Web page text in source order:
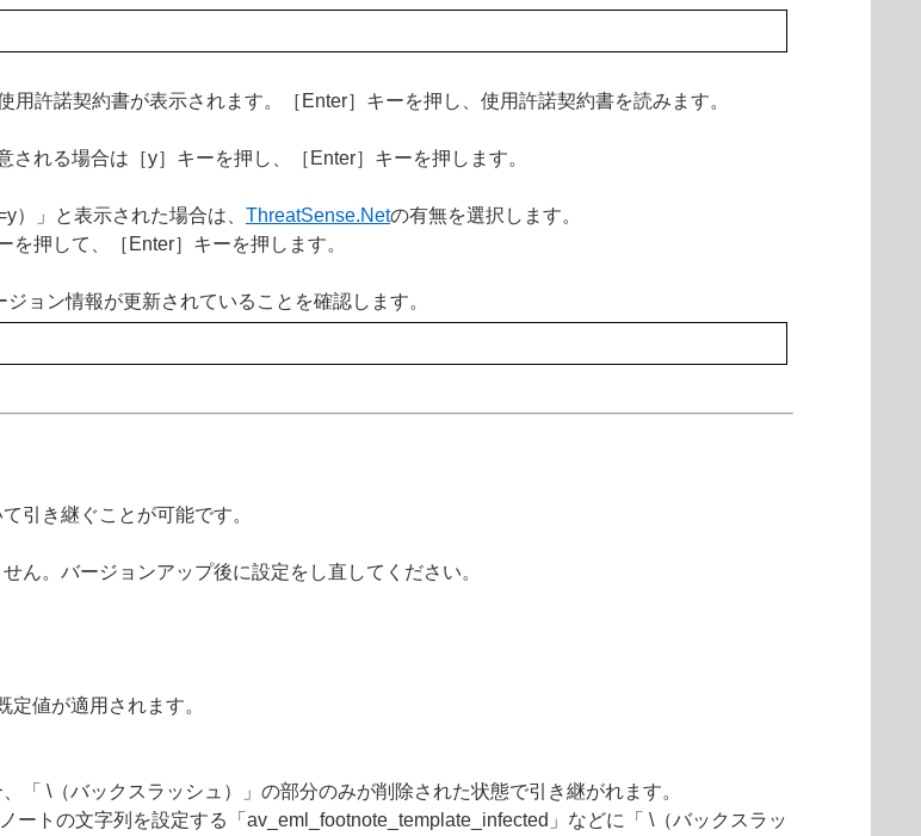
許諾契約書が表示されます。［Enter］キーを押し、使用許諾契約書を読みます。
れる場合は［y］キーを押し、［Enter］キーを押します。
）」と表示された場合は、 ThreatSense.Netの有無を選択します。
押して、［Enter］キーを押します。
ョン情報が更新されていることを確認します。
引き継ぐことが可能です。
ん。バージョンアップ後に設定をし直してください。
値が適用されます。
「 \（バックスラッシュ）」の部分のみが削除された状態で引き継がれます。
トの文字列を設定する「av_eml_footnote_template_infected」などに「 \（バックスラッ